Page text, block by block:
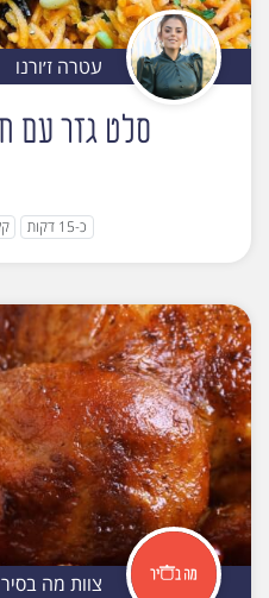
עטרה ז׳ורנו
סלט גזר עם
כ-15 דקות
צוות מה בסיר